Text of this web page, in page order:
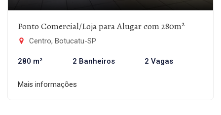
Ponto Comercial/Loja para Alugar com 280m²
Centro, Botucatu-SP
280 m² 2 Banheiros 2 Vagas
Mais informações